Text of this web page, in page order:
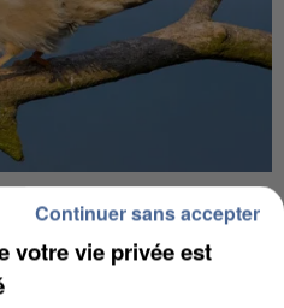
LES REFUGES
votre vie privée est
Continuer sans accepter